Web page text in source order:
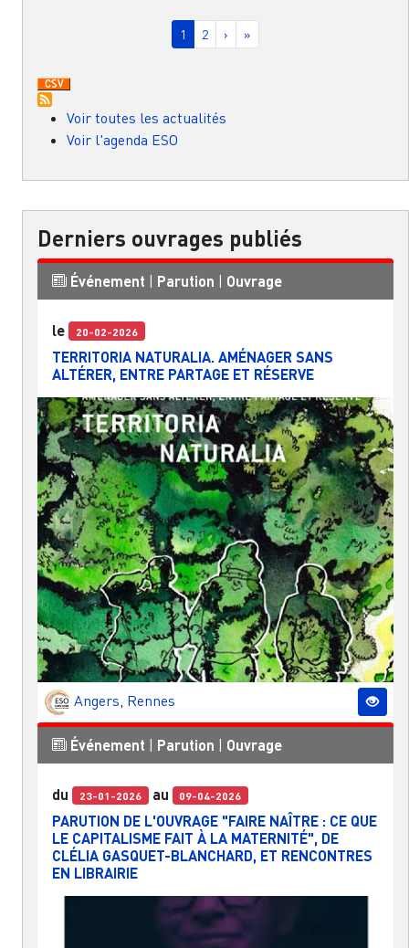
Page courante
1 Page
2 Page suivante
› Dernière page
»
Voir toutes les actualités
Voir l'agenda ESO
Derniers ouvrages publiés
Événement | Parution | Ouvrage
le 20-02-2026
TERRITORIA NATURALIA. AMÉNAGER SANS
ALTÉRER, ENTRE PARTAGE ET RÉSERVE
Angers Rennes
Événement | Parution | Ouvrage
du 23-01-2026 au 09-04-2026
PARUTION DE L'OUVRAGE "FAIRE NAÎTRE : CE QUE
LE CAPITALISME FAIT À LA MATERNITÉ", DE
CLÉLIA GASQUET-BLANCHARD, ET RENCONTRES
EN LIBRAIRIE